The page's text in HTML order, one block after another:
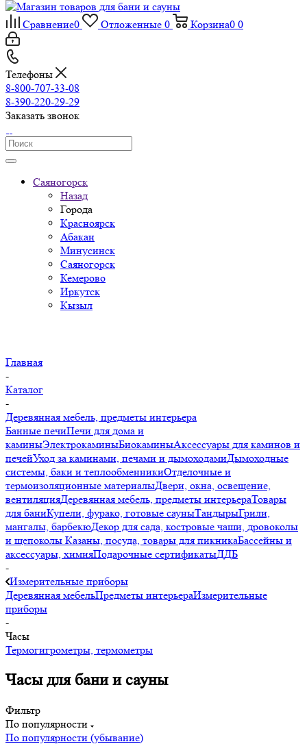
Сравнение0 Отложенные 0 Корзина0 0
Телефоны
8-800-707-33-08
8-390-220-29-29
Заказать звонок
Саяногорск
Назад
Города
Красноярск
Абакан
Минусинск
Саяногорск
Кемерово
Иркутск
Кызыл
Главная
-
Каталог
-
Деревянная мебель, предметы интерьера
Банные печиПечи для дома и
каминыЭлектрокаминыБиокаминыАксессуары для каминов и
печейУход за каминами, печами и дымоходамиДымоходные
системы, баки и теплообменникиОтделочные и
термоизоляционные материалыДвери, окна, освещение,
вентиляцияДеревянная мебель, предметы интерьераТовары
для баниКупели, фурако, готовые сауныТандырыГрили,
мангалы, барбекюДекор для сада, костровые чаши, дровоколы
и щепоколы Казаны, посуда, товары для пикникаБассейны и
аксессуары, химияПодарочные сертификатыДДБ
-
Измерительные приборы
Деревянная мебельПредметы интерьераИзмерительные
приборы
-
Часы
Термогигрометры, термометры
Часы для бани и сауны
Фильтр
По популярности
По популярности (убывание)